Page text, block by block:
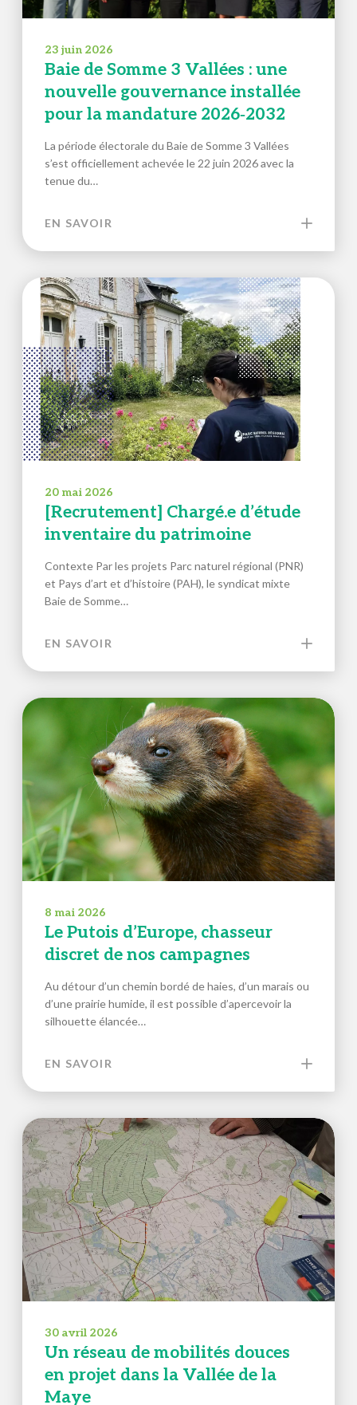
23 juin 2026
Baie de Somme 3 Vallées : une
nouvelle gouvernance installée
pour la mandature 2026‑2032
La période électorale du Baie de Somme 3 Vallées
s’est officiellement achevée le 22 juin 2026 avec la
tenue du…
EN SAVOIR
20 mai 2026
[Recrutement] Chargé.e d’étude
inventaire du patrimoine
Contexte Par les projets Parc naturel régional (PNR)
et Pays d’art et d’histoire (PAH), le syndicat mixte
Baie de Somme…
EN SAVOIR
8 mai 2026
Le Putois d’Europe, chasseur
discret de nos campagnes
Au détour d’un chemin bordé de haies, d’un marais ou
d’une prairie humide, il est possible d’apercevoir la
silhouette élancée…
EN SAVOIR
30 avril 2026
Un réseau de mobilités douces
en projet dans la Vallée de la
Maye